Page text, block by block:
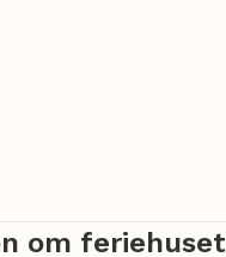
om feriehuset